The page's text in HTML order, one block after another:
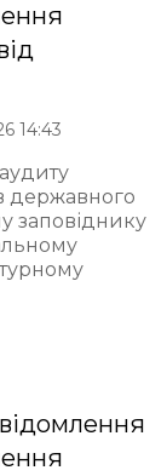
14:43
державного
заповіднику